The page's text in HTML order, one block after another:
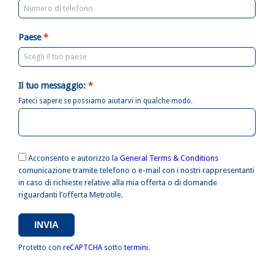
Paese
Il tuo messaggio:
Fateci sapere se possiamo aiutarvi in ​​qualche modo.
Acconsento e autorizzo la General Terms & Conditions
comunicazione tramite telefono o e-mail con i nostri rappresentanti
in caso di richieste relative alla mia offerta o di domande
riguardanti l’offerta Metrotile.
INVIA
Protetto con reCAPTCHAsotto termini.